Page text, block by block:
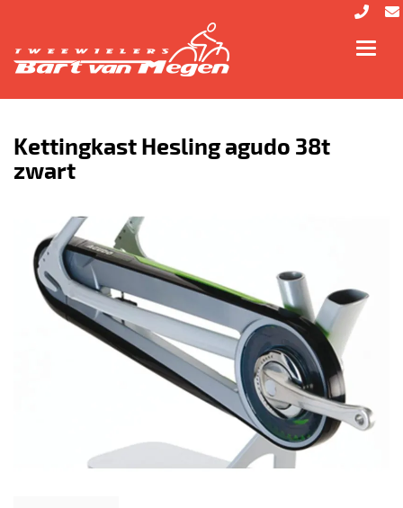
Kettingkast Hesling agudo 38t
zwart